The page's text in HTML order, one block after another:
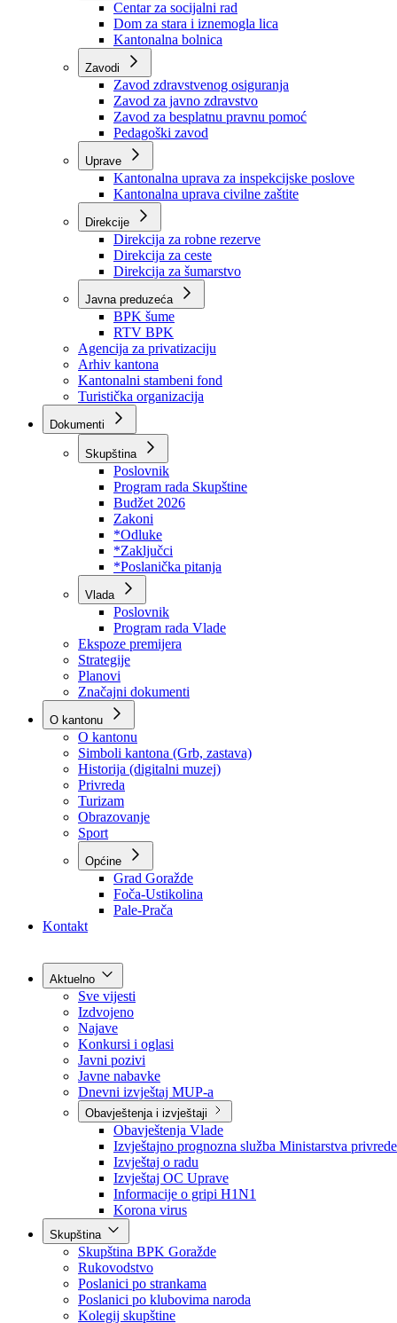
Služba za zapošljavanje
Ustanove
Centar za socijalni rad
Dom za stara i iznemogla lica
Kantonalna bolnica
Zavodi
Zavod zdravstvenog osiguranja
Zavod za javno zdravstvo
Zavod za besplatnu pravnu pomoć
Pedagoški zavod
Kantonalna uprava za inspekcijske poslove
Kantonalna uprava civilne zaštite
Direkcije
Direkcija za robne rezerve
Direkcija za ceste
Direkcija za šumarstvo
Javna preduzeća
BPK šume
RTV BPK
Agencija za privatizaciju
Arhiv kantona
Kantonalni stambeni fond
Turistička organizacija
Dokumenti
Skupština
Poslovnik
Program rada Skupštine
Budžet 2026
Zakoni
*Odluke
*Zaključci
*Poslanička pitanja
Vlada
Poslovnik
Program rada Vlade
Ekspoze premijera
Strategije
Planovi
Značajni dokumenti
O kantonu
O kantonu
Simboli kantona (Grb, zastava)
Historija (digitalni muzej)
Privreda
Turizam
Obrazovanje
Sport
Općine
Kontakt
Aktuelno
Sve vijesti
Izdvojeno
Najave
Konkursi i oglasi
Javni pozivi
Javne nabavke
Dnevni izvještaj MUP-a
Obavještenja i izvještaji
Obavještenja Vlade
Izvještajno prognozna služba Ministarstva privrede
Izvještaj o radu
Izvještaj OC Uprave
Informacije o gripi H1N1
Korona virus
Skupština
Skupština BPK Goražde
Rukovodstvo